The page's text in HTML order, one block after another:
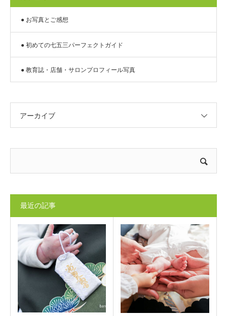
● お写真とご感想
● 初めての七五三パーフェクトガイド
● 教育誌・店舗・サロンプロフィール写真
アーカイブ
最近の記事